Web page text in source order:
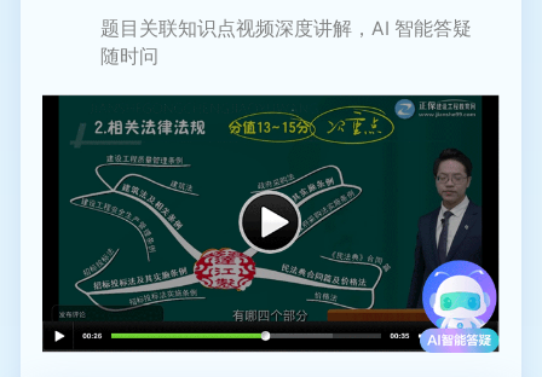
题目关联知识点视频深度讲解，AI 智能答疑
随时问